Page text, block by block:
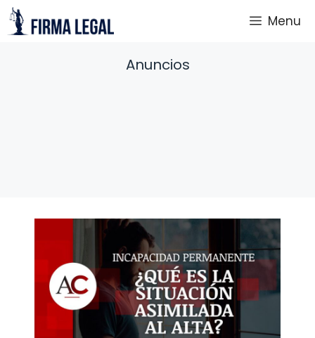
Saltar
al
Menu
Anuncios